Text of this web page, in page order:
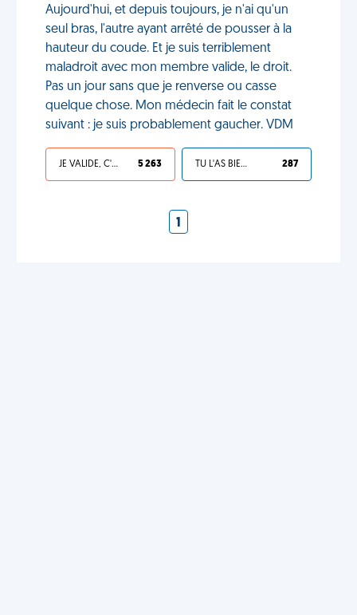
Aujourd'hui, et depuis toujours, je n'ai qu'un
seul bras, l'autre ayant arrêté de pousser à la
hauteur du coude. Et je suis terriblement
maladroit avec mon membre valide, le droit.
Pas un jour sans que je renverse ou casse
quelque chose. Mon médecin fait le constat
suivant : je suis probablement gaucher. VDM
JE VALIDE, C'EST UNE VDM 5 263 TU L'AS BIEN MÉRITÉ 287
1